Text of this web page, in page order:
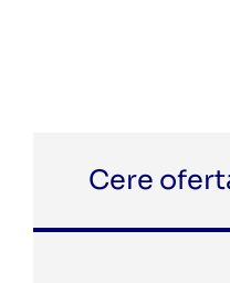
Cere